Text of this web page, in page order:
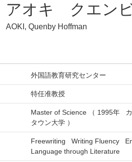
アオキ クエン
AOKI, Quenby Hoffman
外国語教育研究センター
特任准教授
Master of Science （ 1995年
タウン大学 ）
Freewriting Writing Fluency
Language through Literature